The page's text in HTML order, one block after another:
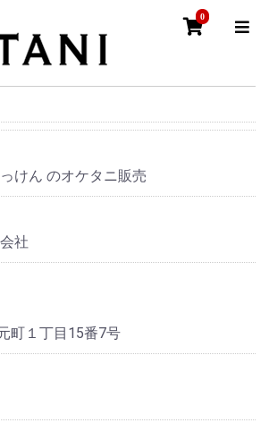
0
けん のオケタニ販売
社
町１丁目15番7号